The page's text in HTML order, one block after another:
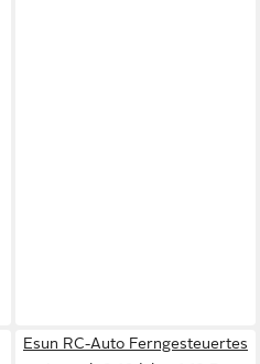
Esun RC-Auto Ferngesteuertes